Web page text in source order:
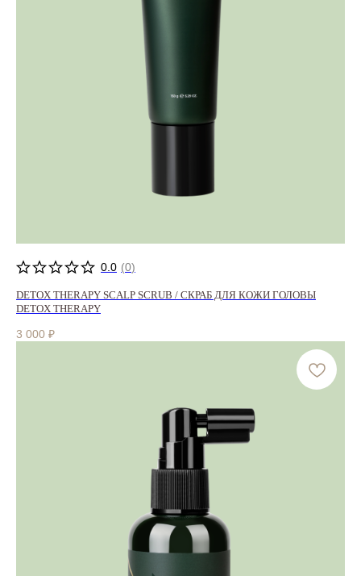
0.0 (0)
DETOX THERAPY SCALP SCRUB / СКРАБ ДЛЯ КОЖИ ГОЛОВЫ
DETOX THERAPY
3 000 ₽